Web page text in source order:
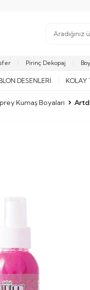
Pirinç Dekopaj
DESENLERI KOLAY
Kumaş Boyaları